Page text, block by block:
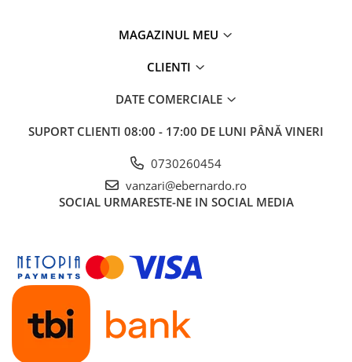
Masini de satinat
Masini de slefuit cu banda
Masini de slefuit cu disc
Masini de slefuit cu mediu umed si
Masini de tesit
Masini pentru slefuit tevi
Masini universale de ascutit
Polizoare de banc
Masini de filetat
MAGAZINUL MEU
CLIENTI
DATE COMERCIALE
SUPORT CLIENTI 08:00 - 17:00 DE LUNI PÂNĂ VINERI
0730260454
vanzari@ebernardo.ro
SOCIAL URMARESTE-NE IN SOCIAL MEDIA